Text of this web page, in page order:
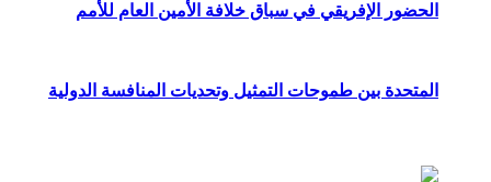
الحضور الإفريقي في سباق خلافة الأمين العام للأمم
المتحدة بين طموحات التمثيل وتحديات المنافسة الدولية